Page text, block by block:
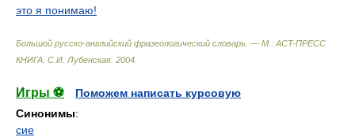
это я понимаю!
Большой русско-английский фразеологический словарь. — М.: ACT-ПРЕСС
КНИГА С.И. Лубенская 2004
Игры ⚽
Поможем написать курсовую
Синонимы:
сие